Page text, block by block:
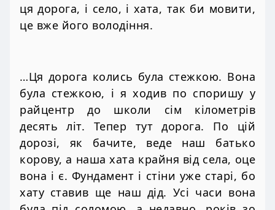
ця дорога, і село, і хата, так би мовити,
це вже його володіння.
…Ця дорога колись була стежкою. Вона
була стежкою, і я ходив по споришу у
райцентр до школи сім кілометрів
десять літ. Тепер тут дорога. По цій
дорозі, як бачите, веде наш батько
корову, а наша хата крайня від села, оце
вона і є. Фундамент і стіни уже старі, бо
хату ставив ще наш дід. Усі часи вона